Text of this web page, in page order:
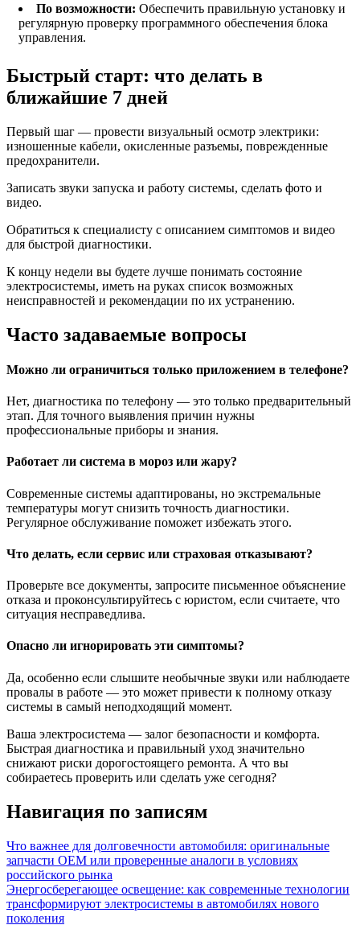
По возможности: Обеспечить правильную установку и
регулярную проверку программного обеспечения блока
управления.
Быстрый старт: что делать в
ближайшие 7 дней
Первый шаг — провести визуальный осмотр электрики:
изношенные кабели, окисленные разъемы, поврежденные
предохранители.
Записать звуки запуска и работу системы, сделать фото и
видео.
Обратиться к специалисту с описанием симптомов и видео
для быстрой диагностики.
К концу недели вы будете лучше понимать состояние
электросистемы, иметь на руках список возможных
неисправностей и рекомендации по их устранению.
Часто задаваемые вопросы
Можно ли ограничиться только приложением в телефоне?
Нет, диагностика по телефону — это только предварительный
этап. Для точного выявления причин нужны
профессиональные приборы и знания.
Работает ли система в мороз или жару?
Современные системы адаптированы, но экстремальные
температуры могут снизить точность диагностики.
Регулярное обслуживание поможет избежать этого.
Что делать, если сервис или страховая отказывают?
Проверьте все документы, запросите письменное объяснение
отказа и проконсультируйтесь с юристом, если считаете, что
ситуация несправедлива.
Опасно ли игнорировать эти симптомы?
Да, особенно если слышите необычные звуки или наблюдаете
провалы в работе — это может привести к полному отказу
системы в самый неподходящий момент.
Ваша электросистема — залог безопасности и комфорта.
Быстрая диагностика и правильный уход значительно
снижают риски дорогостоящего ремонта. А что вы
собираетесь проверить или сделать уже сегодня?
Навигация по записям
Что важнее для долговечности автомобиля: оригинальные
запчасти OEM или проверенные аналоги в условиях
российского рынка
Энергосберегающее освещение: как современные технологии
трансформируют электросистемы в автомобилях нового
поколения